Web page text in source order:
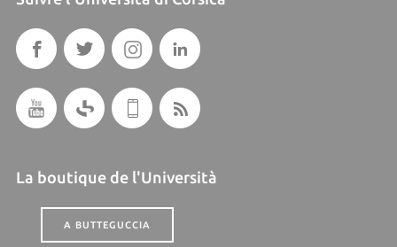
La boutique de l'Università
A BUTTEGUCCIA